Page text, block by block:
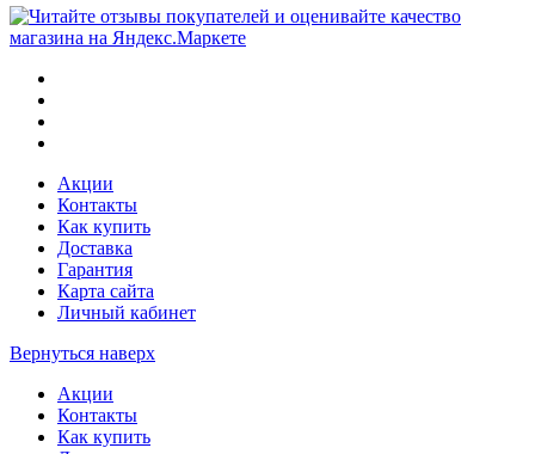
Акции
Контакты
Как купить
Доставка
Гарантия
Карта сайта
Личный кабинет
Вернуться наверх
Акции
Контакты
Как купить